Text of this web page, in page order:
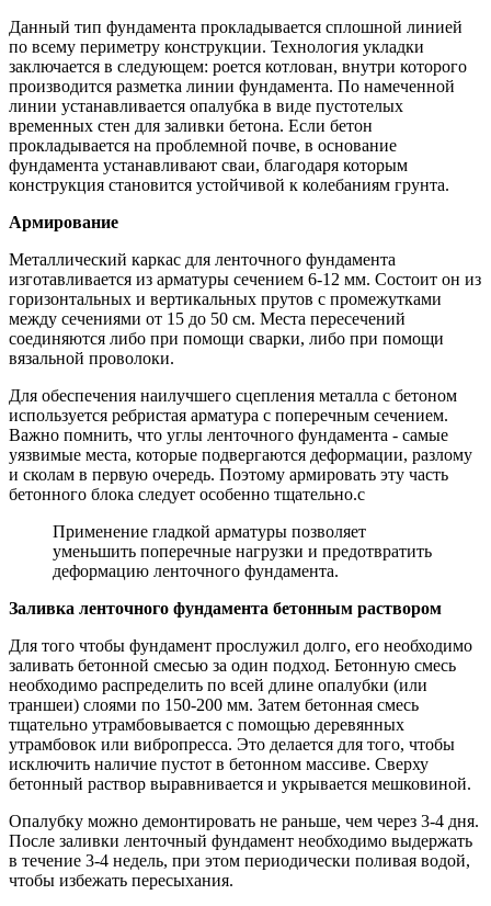
Данный тип фундамента прокладывается сплошной линией
по всему периметру конструкции. Технология укладки
заключается в следующем: роется котлован, внутри которого
производится разметка линии фундамента. По намеченной
линии устанавливается опалубка в виде пустотелых
временных стен для заливки бетона. Если бетон
прокладывается на проблемной почве, в основание
фундамента устанавливают сваи, благодаря которым
конструкция становится устойчивой к колебаниям грунта.
Армирование
Металлический каркас для ленточного фундамента
изготавливается из арматуры сечением 6-12 мм. Состоит он из
горизонтальных и вертикальных прутов с промежутками
между сечениями от 15 до 50 см. Места пересечений
соединяются либо при помощи сварки, либо при помощи
вязальной проволоки.
Для обеспечения наилучшего сцепления металла с бетоном
используется ребристая арматура с поперечным сечением.
Важно помнить, что углы ленточного фундамента - самые
уязвимые места, которые подвергаются деформации, разлому
и сколам в первую очередь. Поэтому армировать эту часть
бетонного блока следует особенно тщательно.с
Применение гладкой арматуры позволяет
уменьшить поперечные нагрузки и предотвратить
деформацию ленточного фундамента.
Заливка ленточного фундамента бетонным раствором
Для того чтобы фундамент прослужил долго, его необходимо
заливать бетонной смесью за один подход. Бетонную смесь
необходимо распределить по всей длине опалубки (или
траншеи) слоями по 150-200 мм. Затем бетонная смесь
тщательно утрамбовывается с помощью деревянных
утрамбовок или вибропресса. Это делается для того, чтобы
исключить наличие пустот в бетонном массиве. Сверху
бетонный раствор выравнивается и укрывается мешковиной.
Опалубку можно демонтировать не раньше, чем через 3-4 дня.
После заливки ленточный фундамент необходимо выдержать
в течение 3-4 недель, при этом периодически поливая водой,
чтобы избежать пересыхания.